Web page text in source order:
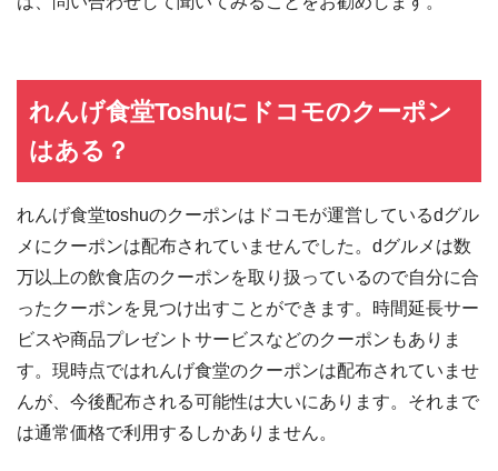
れんげ食堂Toshuにドコモのクーポン
はある？
れんげ食堂toshuのクーポンはドコモが運営しているdグル
メにクーポンは配布されていませんでした。dグルメは数
万以上の飲食店のクーポンを取り扱っているので自分に合
ったクーポンを見つけ出すことができます。時間延長サー
ビスや商品プレゼントサービスなどのクーポンもありま
す。現時点ではれんげ食堂のクーポンは配布されていませ
んが、今後配布される可能性は大いにあります。それまで
は通常価格で利用するしかありません。